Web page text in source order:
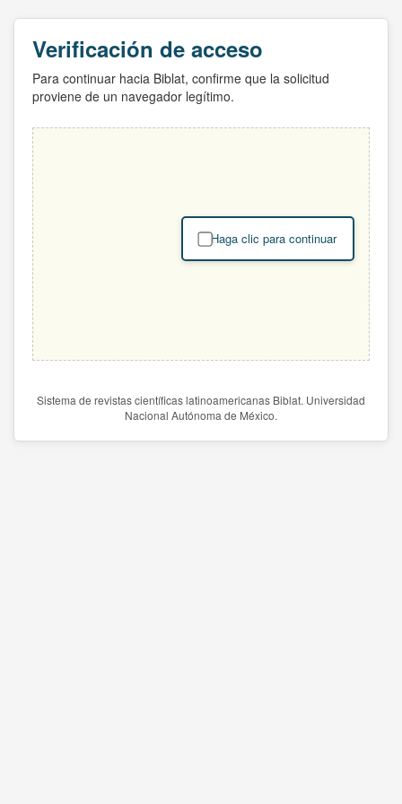
Verificación de acceso
Para continuar hacia Biblat, confirme que la solicitud
proviene de un navegador legítimo.
Haga clic para continuar
Sistema de revistas científicas latinoamericanas Biblat. Universidad
Nacional Autónoma de México.